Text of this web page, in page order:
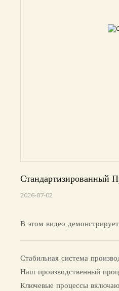
Стандартизированный
2026-07-02
В этом видео
Стабильная система
Наш производственный
Ключевые процессы